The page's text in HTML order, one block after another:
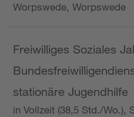
Worpswede, Worpswede
Freiwilliges Soziales
stationäre Jugendhilfe
in Vollzeit (38,5 Std./Wo.),